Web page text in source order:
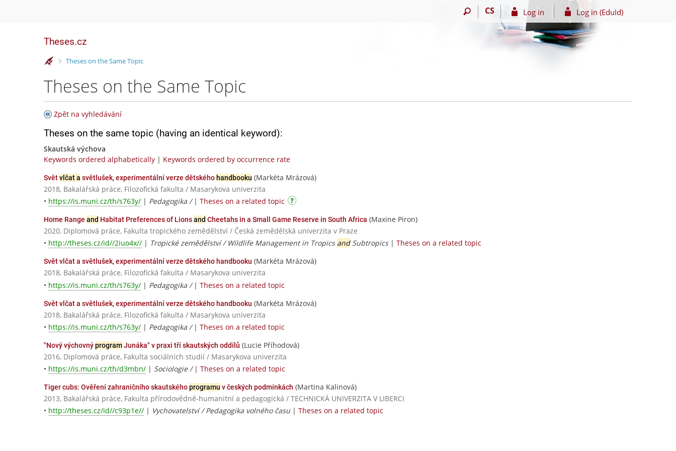
CS Log in Log in (EduId)
Theses.cz
>
Theses on the Same Topic
Theses on the Same Topic
Zpět na vyhledávání
Theses on the same topic (having an identical keyword):
Skautská výchova
Keywords ordered alphabetically | Keywords ordered by occurrence rate
Světvlčat a světlušek, experimentální verze dětského handbooku (Markéta Mrázová)
2018, Bakalářská práce, Filozofická fakulta / Masarykova univerzita
• https://is.muni.cz/th/s763y/ | Pedagogika / | Theses on a related topic
Home Range and Habitat Preferences of Lionsand Cheetahs in a Small Game Reserve in South Africa (Maxine Piron)
2020, Diplomová práce, Fakulta tropického zemědělství / Česká zemědělská univerzita v Praze
• http://theses.cz/id//2iuo4x// | Tropické zemědělství / Wildlife Management in Tropics andSubtropics| Theses on a related topic
Svět vlčat a světlušek, experimentální verze dětského handbooku (Markéta Mrázová)
2018, Bakalářská práce, Filozofická fakulta / Masarykova univerzita
• https://is.muni.cz/th/s763y/ | Pedagogika / | Theses on a related topic
Svět vlčat a světlušek, experimentální verze dětského handbooku (Markéta Mrázová)
2018, Bakalářská práce, Filozofická fakulta / Masarykova univerzita
• https://is.muni.cz/th/s763y/ | Pedagogika / | Theses on a related topic
"Nový výchovnýprogramJunáka" v praxi tří skautských oddílů (Lucie Příhodová)
2016, Diplomová práce, Fakulta sociálních studií / Masarykova univerzita
• https://is.muni.cz/th/d3mbn/ | Sociologie / | Theses on a related topic
Tiger cubs: Ověření zahraničního skautskéhoprogramu v českých podmínkách (Martina Kalinová)
2013, Bakalářská práce, Fakulta přírodovědně-humanitní a pedagogická / TECHNICKÁ UNIVERZITA V LIBERCI
• http://theses.cz/id//c93p1e// | Vychovatelství / Pedagogika volného času | Theses on a related topic